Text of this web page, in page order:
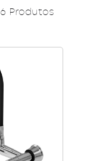
6 Produtos